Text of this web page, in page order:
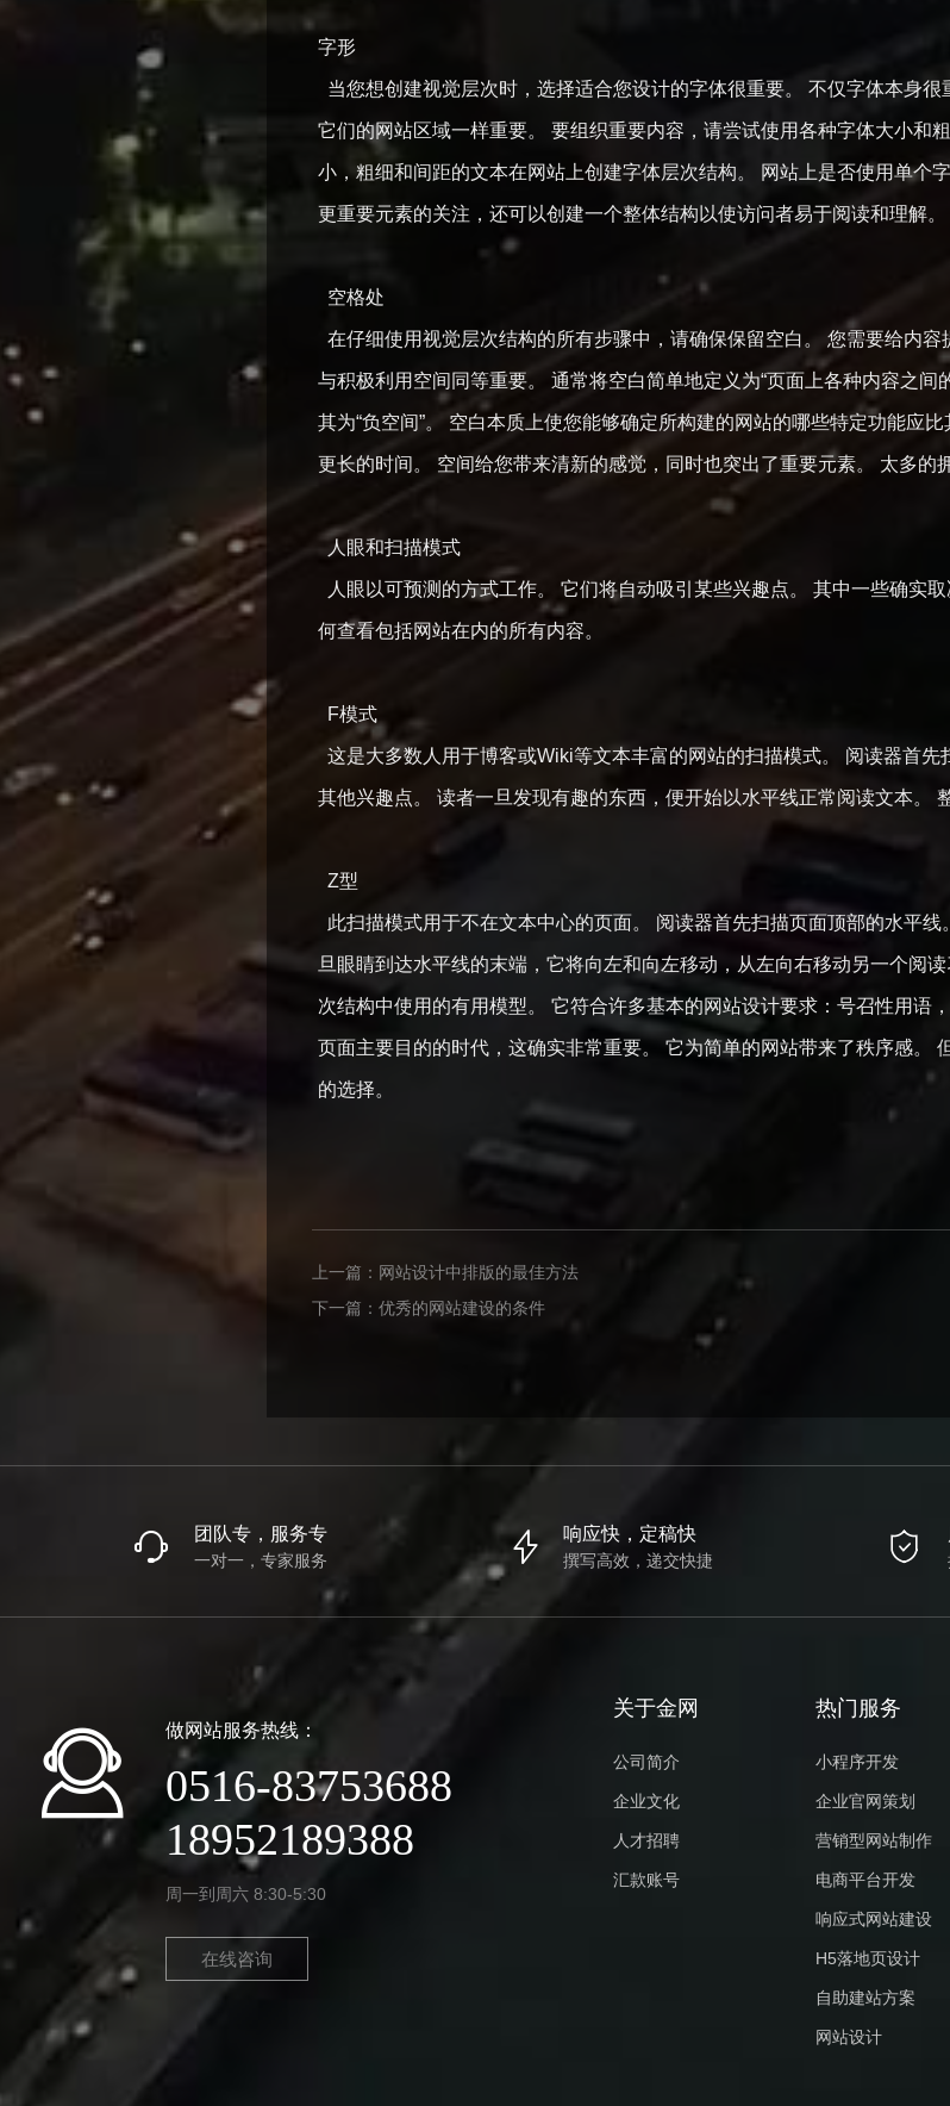
字形
当您想创建视觉层次时，选择适合您设计的字体很重要。 不仅字体本身
它们的网站区域一样重要。 要组织重要内容，请尝试使用各种字体大小和
小，粗细和间距的文本在网站上创建字体层次结构。 网站上是否使用单个
更重要元素的关注，还可以创建一个整体结构以使访问者易于阅读和理解。
空格处
在仔细使用视觉层次结构的所有步骤中，请确保保留空白。 您需要给内
与积极利用空间同等重要。 通常将空白简单地定义为“页面上各种内容之
其为“负空间”。 空白本质上使您能够确定所构建的网站的哪些特定功能应
更长的时间。 空间给您带来清新的感觉，同时也突出了重要元素。 太多的
人眼和扫描模式
人眼以可预测的方式工作。 它们将自动吸引某些兴趣点。 其中一些确实
何查看包括网站在内的所有内容。
F模式
这是大多数人用于博客或Wiki等文本丰富的网站的扫描模式。 阅读器首
其他兴趣点。 读者一旦发现有趣的东西，便开始以水平线正常阅读文本。
Z型
此扫描模式用于不在文本中心的页面。 阅读器首先扫描页面顶部的水平
旦眼睛到达水平线的末端，它将向左和向左移动，从左向右移动另一个阅
次结构中使用的有用模型。 它符合许多基本的网站设计要求：号召性用语
页面主要目的的时代，这确实非常重要。 它为简单的网站带来了秩序感。
的选择。
上一篇： 网站设计中排版的最佳方法
下一篇：优秀的网站建设的条件
团队专，服务专
一对一，专家服务
响应快，定稿快
撰写高效，递交快捷
做网站服务热线：
0516-83753688
18952189388
周一到周六 8:30-5:30
在线咨询
关于金网
公司简介
企业文化
人才招聘
汇款账号
热门服务
小程序开发
企业官网策划
营销型网站制作
电商平台开发
响应式网站建设
H5落地页设计
自助建站方案
网站设计